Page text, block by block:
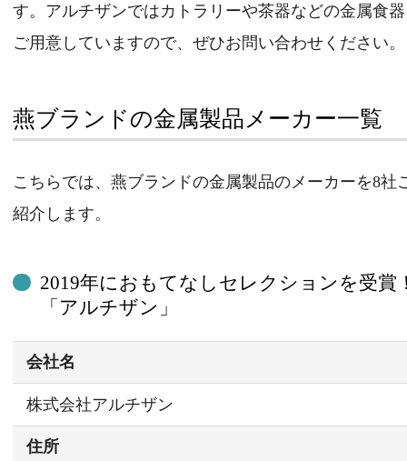
す。アルチザンではカトラリーや茶器などの金属食
ご用意していますので、ぜひお問い合わせください。
燕ブランドの金属製品メーカー一覧
こちらでは、燕ブランドの金属製品のメーカーを8社
紹介します。
2019年におもてなしセレクションを受賞
「アルチザン」
会社名
株式会社アルチザン
住所